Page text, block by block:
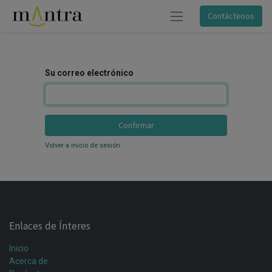
Contáctenos
Su correo electrónico
Confirmar
Volver a inicio de sesión
Enlaces de Ínteres
Inicio
Acerca de